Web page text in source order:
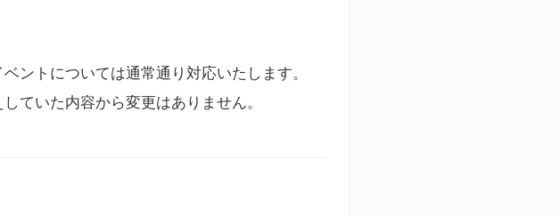
ントについては通常通り対応いたします。
ていた内容から変更はありません。